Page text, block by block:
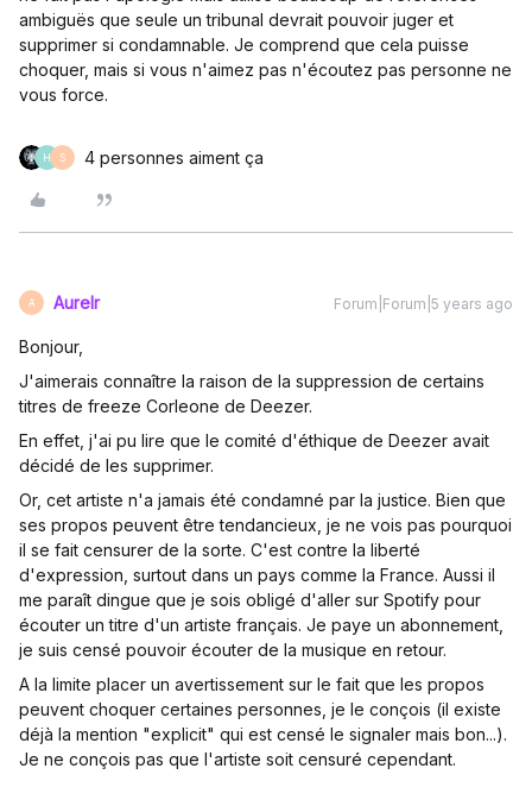
ambiguës que seule un tribunal devrait pouvoir juger et
supprimer si condamnable. Je comprend que cela puisse
choquer, mais si vous n'aimez pas n'écoutez pas personne ne
vous force.
H S 4 personnes aiment ça
A Aurelr Forum|Forum|5 years ago
Bonjour,
J'aimerais connaître la raison de la suppression de certains
titres de freeze Corleone de Deezer.
En effet, j'ai pu lire que le comité d'éthique de Deezer avait
décidé de les supprimer.
Or, cet artiste n'a jamais été condamné par la justice. Bien que
ses propos peuvent être tendancieux, je ne vois pas pourquoi
il se fait censurer de la sorte. C'est contre la liberté
d'expression, surtout dans un pays comme la France. Aussi il
me paraît dingue que je sois obligé d'aller sur Spotify pour
écouter un titre d'un artiste français. Je paye un abonnement,
je suis censé pouvoir écouter de la musique en retour.
A la limite placer un avertissement sur le fait que les propos
peuvent choquer certaines personnes, je le conçois (il existe
déjà la mention "explicit" qui est censé le signaler mais bon...).
Je ne conçois pas que l'artiste soit censuré cependant.